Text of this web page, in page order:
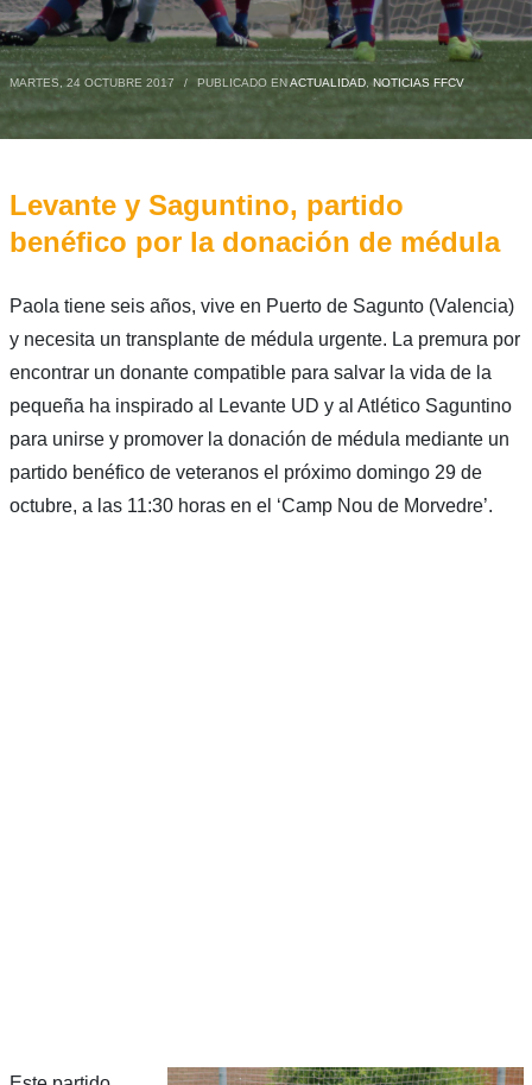
MARTES, 24 OCTUBRE 2017 / PUBLICADO ENACTUALIDAD,NOTICIAS FFCV
Levante y Saguntino, partido
benéfico por la donación de médula
Paola tiene seis años, vive en Puerto de Sagunto (Valencia)
y necesita un transplante de médula urgente. La premura por
encontrar un donante compatible para salvar la vida de la
pequeña ha inspirado al Levante UD y al Atlético Saguntino
para unirse y promover la donación de médula mediante un
partido benéfico de veteranos el próximo domingo 29 de
octubre, a las 11:30 horas en el ‘Camp Nou de Morvedre’.